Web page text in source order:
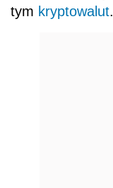
tym kryptowalut.